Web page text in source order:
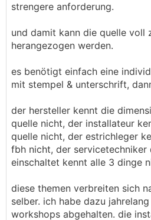
strengere anforderung.
und damit kann die quelle voll
herangezogen werden.
es benötigt einfach eine
mit stempel & unterschrift,
der hersteller kennt die
quelle nicht, der installateur
quelle nicht, der estrichleger
fbh nicht, der servicetechniker
einschaltet kennt alle 3 dinge
diese themen verbreiten sich
selber. ich habe dazu
workshops abgehalten. die